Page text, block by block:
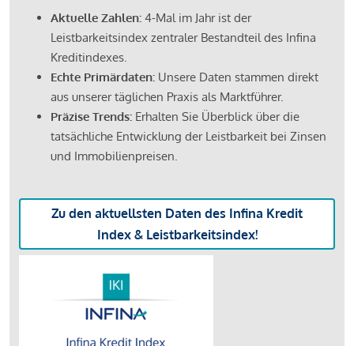
Aktuelle Zahlen: 4-Mal im Jahr ist der
Leistbarkeitsindex zentraler Bestandteil des Infina
Kreditindexes.
Echte Primärdaten: Unsere Daten stammen direkt
aus unserer täglichen Praxis als Marktführer.
Präzise Trends: Erhalten Sie Überblick über die
tatsächliche Entwicklung der Leistbarkeit bei Zinsen
und Immobilienpreisen.
Zu den aktuellsten Daten des Infina Kredit
Index & Leistbarkeitsindex!